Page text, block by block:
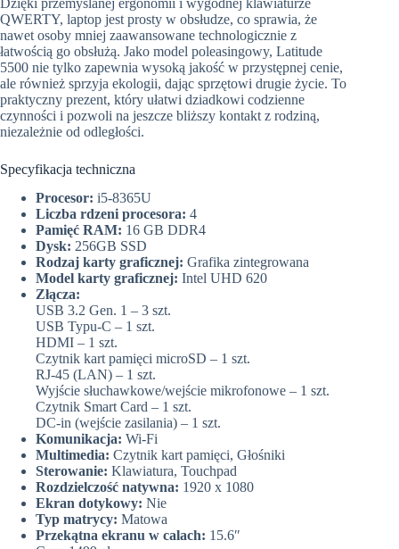
QWERTY, laptop jest prosty w obsłudze, co sprawia, że
nawet osoby mniej zaawansowane technologicznie z
łatwością go obsłużą. Jako model poleasingowy, Latitude
5500 nie tylko zapewnia wysoką jakość w przystępnej cenie,
ale również sprzyja ekologii, dając sprzętowi drugie życie. To
praktyczny prezent, który ułatwi dziadkowi codzienne
czynności i pozwoli na jeszcze bliższy kontakt z rodziną,
niezależnie od odległości.
Specyfikacja techniczna
Procesor: i5-8365U
Liczba rdzeni procesora: 4
Pamięć RAM: 16 GB DDR4
Dysk: 256GB SSD
Rodzaj karty graficznej: Grafika zintegrowana
Model karty graficznej: Intel UHD 620
Złącza:
USB 3.2 Gen. 1 – 3 szt.
USB Typu-C – 1 szt.
HDMI – 1 szt.
Czytnik kart pamięci microSD – 1 szt.
RJ-45 (LAN) – 1 szt.
Wyjście słuchawkowe/wejście mikrofonowe – 1 szt.
Czytnik Smart Card – 1 szt.
DC-in (wejście zasilania) – 1 szt.
Komunikacja: Wi-Fi
Multimedia: Czytnik kart pamięci, Głośniki
Sterowanie: Klawiatura, Touchpad
Rozdzielczość natywna: 1920 x 1080
Ekran dotykowy: Nie
Typ matrycy: Matowa
Przekątna ekranu w calach: 15.6″